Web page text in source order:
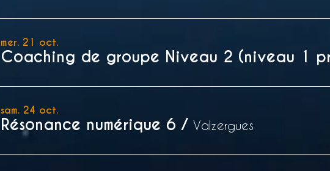
mer. 21 oct.
sam. 24 oct.
Résonance numérique 6 / Valzergues